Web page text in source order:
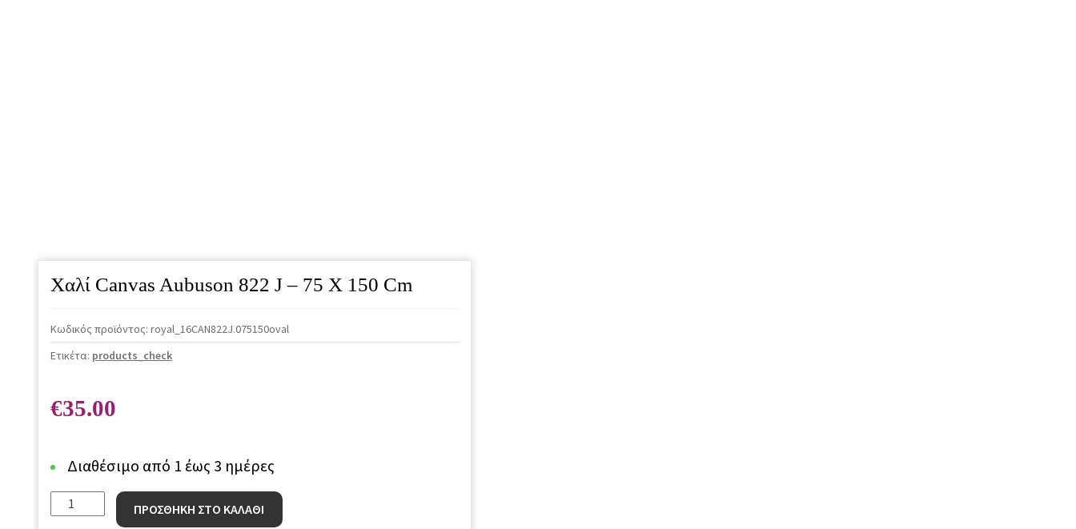
Χαλί Canvas Aubuson 822 J – 75 X 150 Cm
Κωδικός προϊόντος: royal_16CAN822J.075150oval
Ετικέτα: products_check
€35.00
Διαθέσιμο από 1 έως 3 ημέρες
Χαλί
Canvas
ΠΡΟΣΘΗΚΗ ΣΤΟ ΚΑΛΑΘΙ